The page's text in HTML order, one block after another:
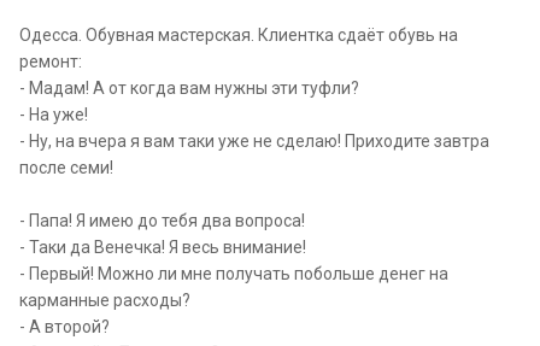
Одесса. Обувная мастерская. Клиентка сдаёт обувь на
ремонт:
- Мадам! А от когда вам нужны эти туфли?
- На уже!
- Ну, на вчера я вам таки уже не сделаю! Приходите завтра
после семи!
- Папа! Я имею до тебя два вопроса!
- Таки да Венечка! Я весь внимание!
- Первый! Можно ли мне получать побольше денег на
карманные расходы?
- А второй?